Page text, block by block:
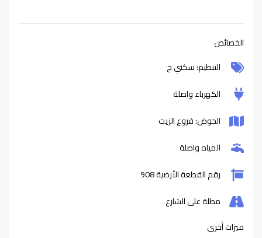
الخصائص
التنظيم: سكني ج
الكهرباء واصلة
الحوض: فروع الزيت
المياه واصلة
رقم القطعة الأرضية 908
مطلة على الشارع
ميزات أخرى